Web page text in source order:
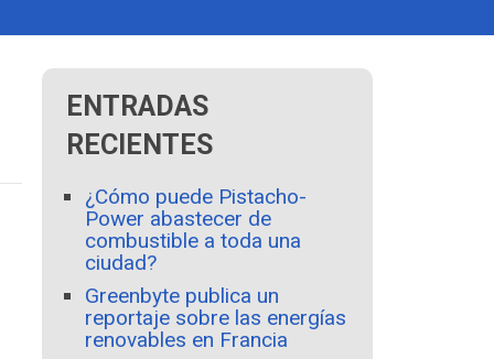
ENTRADAS
RECIENTES
¿Cómo puede Pistacho-
Power abastecer de
combustible a toda una
ciudad?
Greenbyte publica un
reportaje sobre las energías
renovables en Francia